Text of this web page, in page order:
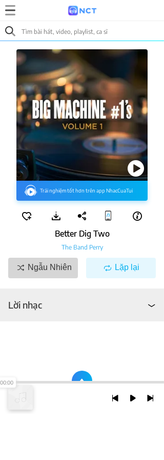
Trải nghiệm tốt hơn trên app NhacCuaTui
Better Dig Two
The Band Perry
Ngẫu Nhiên Lặp lại
Lời nhạc
00:00